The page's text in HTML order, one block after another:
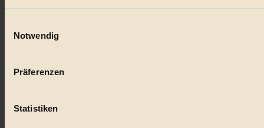
oder widerrufen
Wenn Sie es erlauben, würden wir auch gerne:
Ihr Gerät durch aktives Scannen nach bestimmten
Erfahren Sie mehr darüber, wie Ihre persönlichen Daten
Notwendig
Präferenzen
Statistiken
alternativer Energien.
3.415 Follower auf Twitter